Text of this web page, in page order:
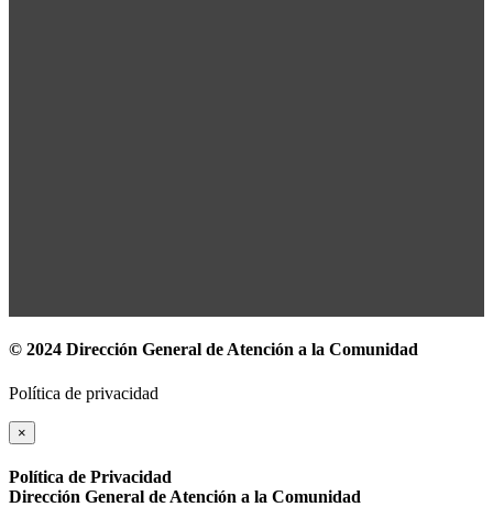
© 2024 Dirección General de Atención a la Comunidad
Política de privacidad
×
Política de Privacidad
Dirección General de Atención a la Comunidad